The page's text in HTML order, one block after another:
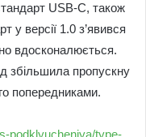
USB-C, також
у версії 1.0 з’явився
вдосконалюється.
збільшила пропускну
попередниками.
podklyucheniya/type-